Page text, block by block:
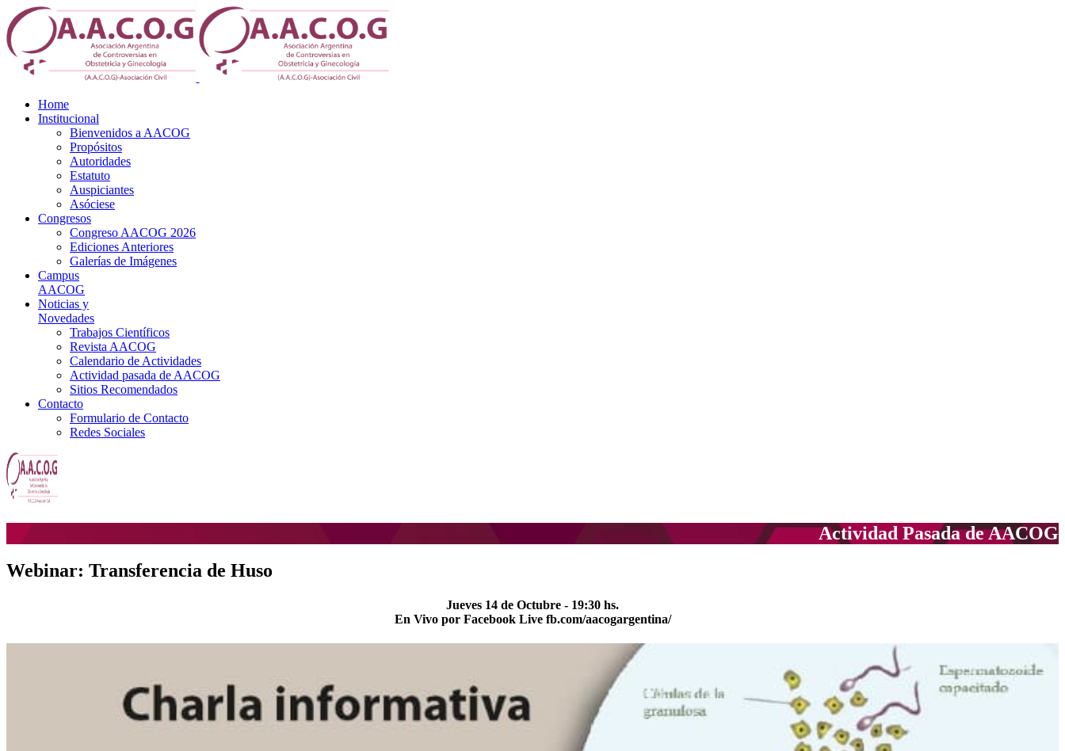
Home
Institucional
Bienvenidos a AACOG
Propósitos
Autoridades
Estatuto
Auspiciantes
Asóciese
Congresos
Congreso AACOG 2026
Ediciones Anteriores
Galerías de Imágenes
Campus
AACOG
Noticias y
Novedades
Trabajos Científicos
Revista AACOG
Calendario de Actividades
Actividad pasada de AACOG
Sitios Recomendados
Contacto
Formulario de Contacto
Redes Sociales
Actividad Pasada de AACOG
Webinar: Transferencia de Huso
Jueves 14 de Octubre - 19:30 hs.
En Vivo por Facebook Live fb.com/aacogargentina/